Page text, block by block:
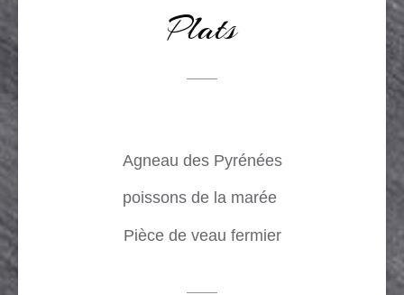
Plats
Agneau des Pyrénées
poissons de la marée
Pièce de veau fermier